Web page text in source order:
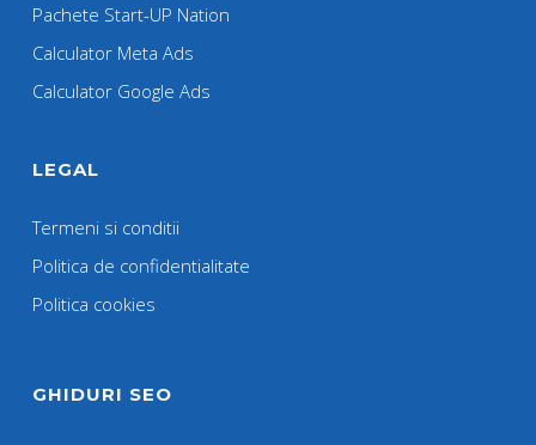
Pachete Start-UP Nation
Calculator Meta Ads
Calculator Google Ads
LEGAL
Termeni si conditii
Politica de confidentialitate
Politica cookies
GHIDURI SEO